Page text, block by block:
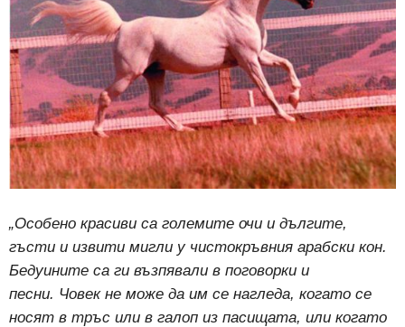
„Особено красиви са големите очи и дългите,
гъсти и извити мигли у чистокръвния арабски кон.
Бедуините са ги възпявали в поговорки и
песни. Човек не може да им се нагледа, когато се
носят в тръс или в галоп из пасищата, или когато